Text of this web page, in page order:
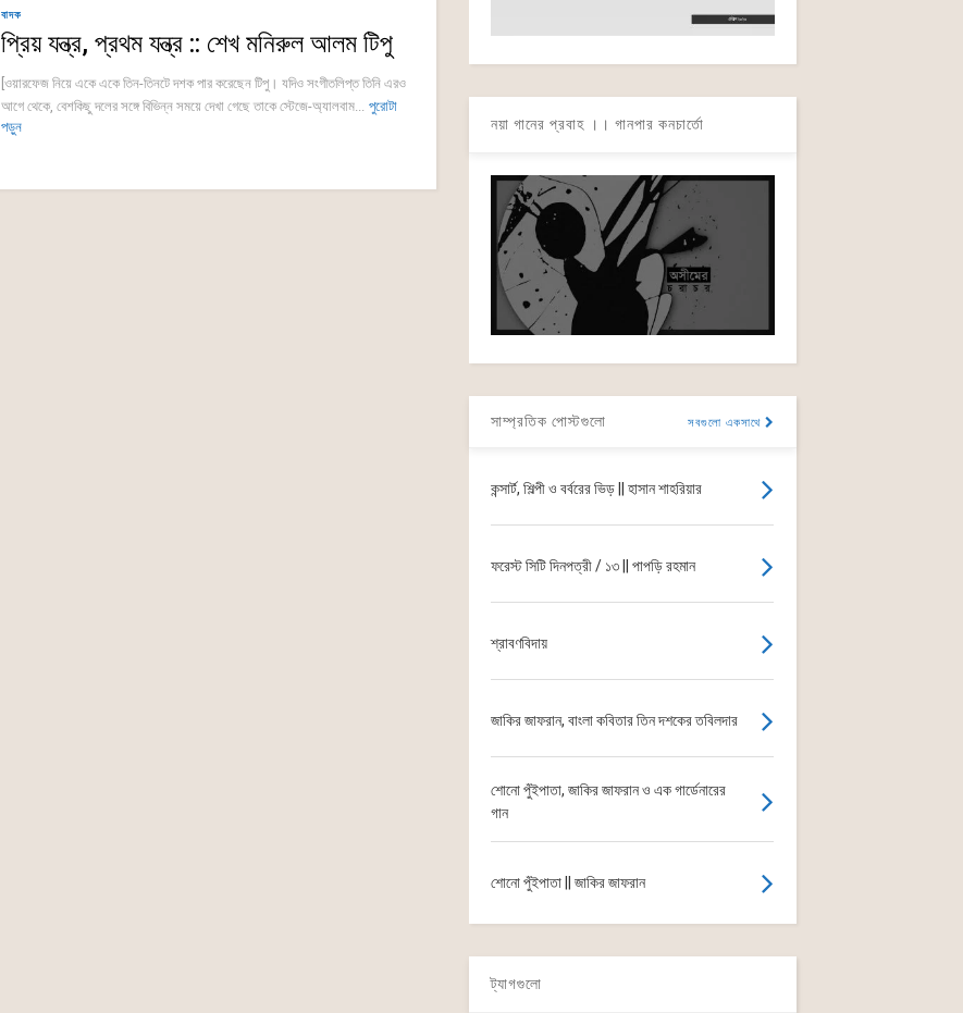
বাদক
প্রিয় যন্ত্র, প্রথম যন্ত্র :: শেখ মনিরুল আলম টিপু
[ওয়ারফেজ নিয়ে একে একে তিন-তিনটে দশক পার করেছেন টিপু। যদিও সংগীতলিপ্ত তিনি এরও
আগে থেকে, বেশকিছু দলের সঙ্গে বিভিন্ন সময়ে দেখা গেছে তাকে স্টেজে-অ্যালবাম... পুরোটা
পড়ুন
নয়া গানের প্রবাহ ।। গানপার কনচার্তো
সাম্প্রতিক পোস্টগুলো সবগুলো একসাথে
কন্সার্ট, শিল্পী ও বর্বরের ভিড় || হাসান শাহরিয়ার
ফরেস্ট সিটি দিনপত্রী / ১৩ || পাপড়ি রহমান
শ্রাবণবিদায়
জাকির জাফরান, বাংলা কবিতার তিন দশকের তবিলদার
শোনো পুঁইপাতা, জাকির জাফরান ও এক গার্ডেনারের
গান
শোনো পুঁইপাতা || জাকির জাফরান
ট্যাগগুলো